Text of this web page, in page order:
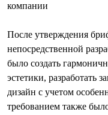
компании
После утверждения
непосредственной
было создать
эстетики, разработать
дизайн с учетом
требованием также